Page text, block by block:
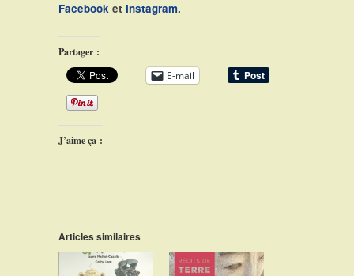
Facebook et Instagram.
Partager :
E-mail
J’aime ça :
Articles similaires